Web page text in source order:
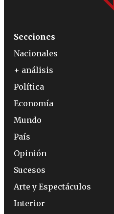
Secciones
Nacionales
+ análisis
Política
Economía
Mundo
País
Opinión
Sucesos
Arte y Espectáculos
Interior